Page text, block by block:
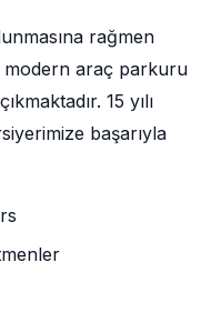
rağmen
modern araç parkuru
15 yılı
başarıyla